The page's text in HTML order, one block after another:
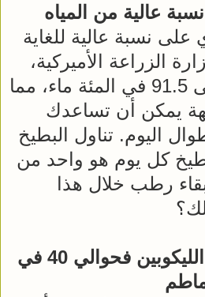
نسبة عالية للغاية
الزراعة الأميركية،
فالبطيخ يحتوي على 91.5 في المئة ماء، مما
يمكن أن تساعدك
اليوم. تناول البطيخ
كل يوم هو واحد من
رطب خلال هذا
3. أنه يحتوي على الليكوبين فحوالي 40 في